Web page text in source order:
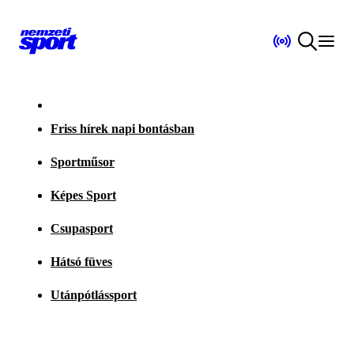
Friss hírek napi bontásban
Sportműsor
Képes Sport
Csupasport
Hátsó füves
Utánpótlássport